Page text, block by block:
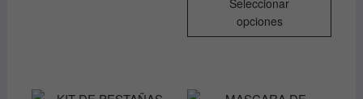
opciones